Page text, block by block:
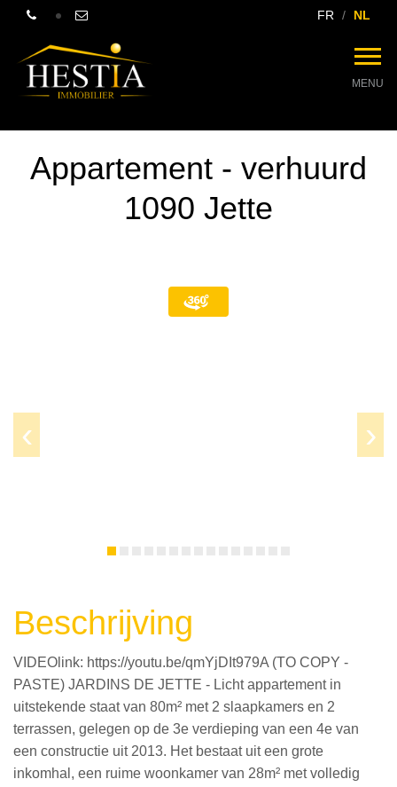
FR NL
MENU
Appartement - verhuurd
1090 Jette
Beschrijving
VIDEOlink: https://youtu.be/qmYjDIt979A (TO COPY -
PASTE) JARDINS DE JETTE - Licht appartement in
uitstekende staat van 80m² met 2 slaapkamers en 2
terrassen, gelegen op de 3e verdieping van een 4e van
een constructie uit 2013. Het bestaat uit een grote
inkomhal, een ruime woonkamer van 28m² met volledig